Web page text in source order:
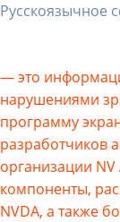
Русскоязычное
— это
нарушениями
программу
разработчиков
организации
компоненты,
NVDA, а также